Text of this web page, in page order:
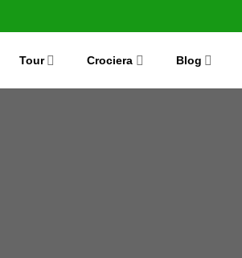
Tour Crociera Blog